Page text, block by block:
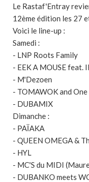
Le Rastaf'Entray
12ème édition les 27
Voici le line-up :
Samedi :
- LNP Roots Family
- EEK A MOUSE feat.
- M'Dezoen
- TOMAWOK and One
- DUBAMIX
Dimanche :
- PAÏAKA
- QUEEN OMEGA &
- HYL
- MC'S du MIDI
- DUBANKO meets